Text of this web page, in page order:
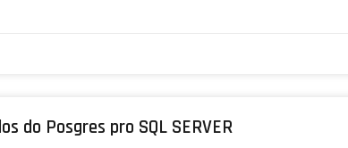
do Posgres pro SQL SERVER